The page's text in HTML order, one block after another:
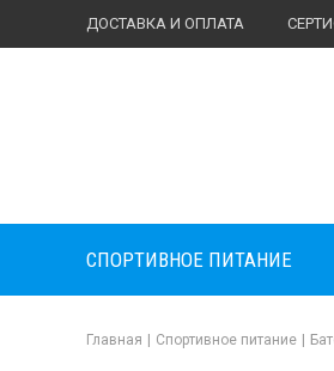
ДОСТАВКА И ОПЛАТА
СПОРТИВНОЕ ПИТАНИЕ
Главная Спортивное питание